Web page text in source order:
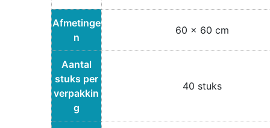
Afmetinge
n
60 x 60 cm
Aantal
stuks per
verpakkin
g
40 stuks